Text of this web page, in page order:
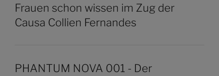
Frauen schon wissen im Zug der
Causa Collien Fernandes
PHANTUM NOVA 001 - Der